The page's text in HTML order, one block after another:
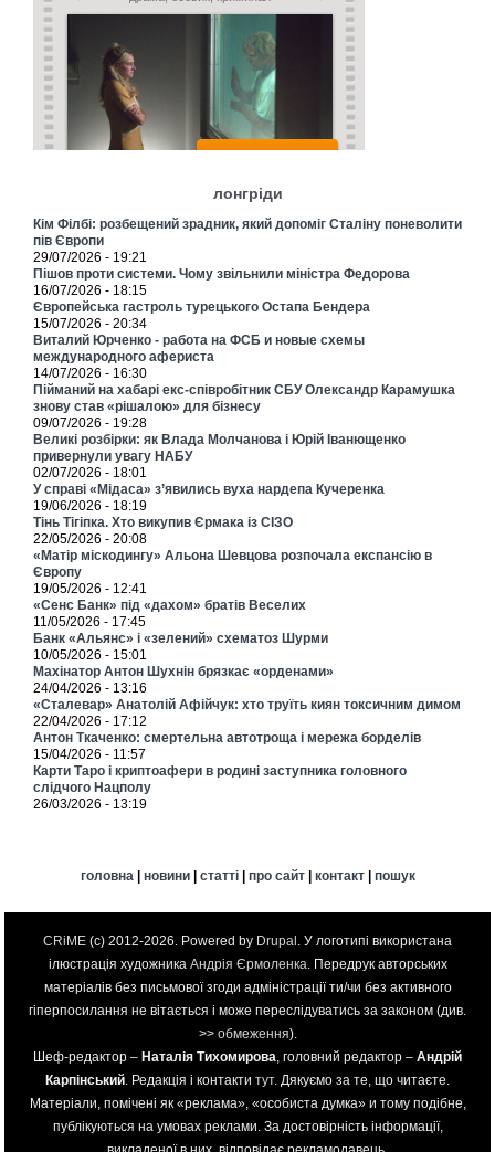
лонгріди
Кім Філбі: розбещений зрадник, який допоміг Сталіну поневолити
пів Європи
29/07/2026 - 19:21
Пішов проти системи. Чому звільнили міністра Федорова
16/07/2026 - 18:15
Європейська гастроль турецького Остапа Бендера
15/07/2026 - 20:34
Виталий Юрченко - работа на ФСБ и новые схемы
международного афериста
14/07/2026 - 16:30
Пійманий на хабарі екс-співробітник СБУ Олександр Карамушка
знову став «рішалою» для бізнесу
09/07/2026 - 19:28
Великі розбірки: як Влада Молчанова і Юрій Іванющенко
привернули увагу НАБУ
02/07/2026 - 18:01
У справі «Мідаса» з’явились вуха нардепа Кучеренка
19/06/2026 - 18:19
Тінь Тігіпка. Хто викупив Єрмака із СІЗО
22/05/2026 - 20:08
«Матір міскодингу» Альона Шевцова розпочала експансію в
Європу
19/05/2026 - 12:41
«Сенс Банк» під «дахом» братів Веселих
11/05/2026 - 17:45
Банк «Альянс» і «зелений» схематоз Шурми
10/05/2026 - 15:01
Махінатор Антон Шухнін брязкає «орденами»
24/04/2026 - 13:16
«Сталевар» Анатолій Афійчук: хто труїть киян токсичним димом
22/04/2026 - 17:12
Антон Ткаченко: смертельна автотроща і мережа борделів
15/04/2026 - 11:57
Карти Таро і криптоафери в родині заступника головного
слідчого Нацполу
26/03/2026 - 13:19
головна| новини| статті| про сайт| контакт| пошук
CRiME (c) 2012-2026. Powered by Drupal. У логотипі використана
ілюстрація художника Андрія Єрмоленка. Передрук авторських
матеріалів без письмової згоди адміністрації ти/чи без активного
гіперпосилання не вітається і може переслідуватись за законом (див.
>> обмеження).
Шеф-редактор – Наталія Тихомирова, головний редактор – Андрій
Карпінський. Редакція і контакти тут. Дякуємо за те, що читаєте.
Матеріали, помічені як «реклама», «особиста думка» и тому подібне,
публікуються на умовах реклами. За достовірність інформації,